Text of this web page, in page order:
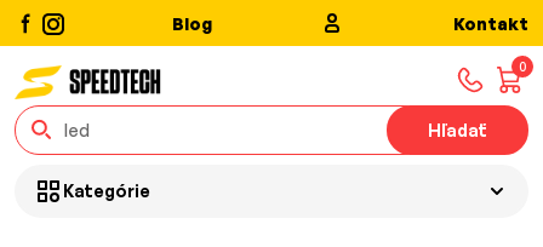
Blog Kontakt
0
Hľadať
Kategórie